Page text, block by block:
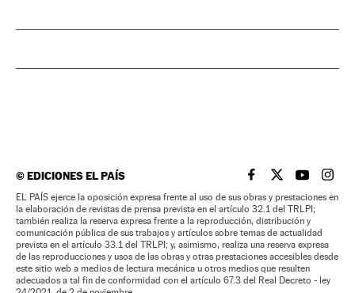
©EDICIONES EL PAÍS EL PAÍS BRASIL EN
EL PAÍSEL PAÍS
EL
EL PAÍS ejerce la oposición expresa frente al uso de sus obras y prestaciones en
la elaboración de revistas de prensa prevista en el artículo 32.1 del TRLPI;
también realiza la reserva expresa frente a la reproducción, distribución y
comunicación pública de sus trabajos y artículos sobre temas de actualidad
prevista en el artículo 33.1 del TRLPI; y, asimismo, realiza una reserva expresa
de las reproducciones y usos de las obras y otras prestaciones accesibles desde
este sitio web a medios de lectura mecánica u otros medios que resulten
adecuados a tal fin de conformidad con el artículo 67.3 del Real Decreto - ley